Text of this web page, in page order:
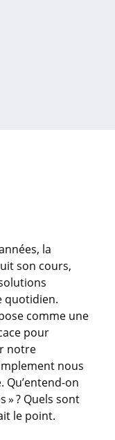
, la
son cours,
quotidien.
comme une
pour
notre
nous
Qu’entend-on
» ? Quels sont
le point.